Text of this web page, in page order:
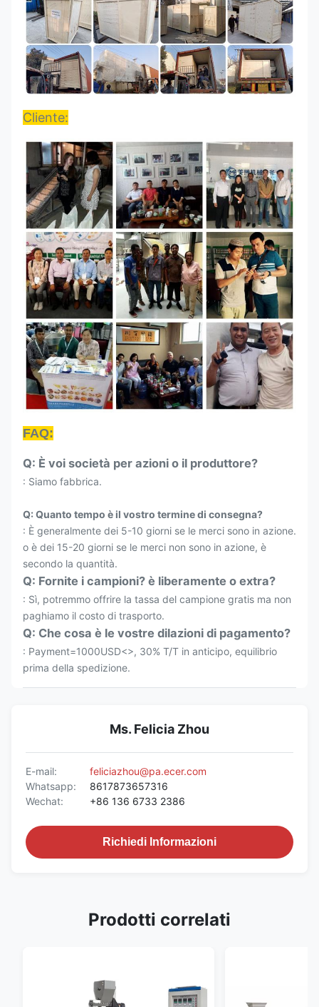
Cliente:
FAQ:
Q: È voi società per azioni o il produttore?
: Siamo fabbrica.
Q: Quanto tempo è il vostro termine di consegna?
: È generalmente dei 5-10 giorni se le merci sono in azione.
o è dei 15-20 giorni se le merci non sono in azione, è
secondo la quantità.
Q: Fornite i campioni? è liberamente o extra?
: Sì, potremmo offrire la tassa del campione gratis ma non
paghiamo il costo di trasporto.
Q: Che cosa è le vostre dilazioni di pagamento?
: Payment=1000USD<>, 30% T/T in anticipo, equilibrio
prima della spedizione.
Ms. Felicia Zhou
E-mail:
feliciazhou@pa.ecer.com
Whatsapp:
8617873657316
Wechat:
+86 136 6733 2386
Richiedi Informazioni
Prodotti correlati